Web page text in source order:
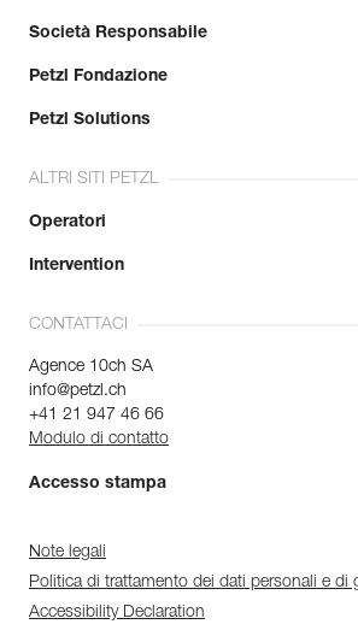
Società Responsabile
Petzl Fondazione
Petzl Solutions
ALTRI SITI PETZL
Operatori
Intervention
CONTATTACI
Agence 10ch SA
info@petzl.ch
+41 21 947 46 66
Modulo di contatto
Accesso stampa
Note legali
Politica di trattamento dei dati personali e di
Accessibility Declaration